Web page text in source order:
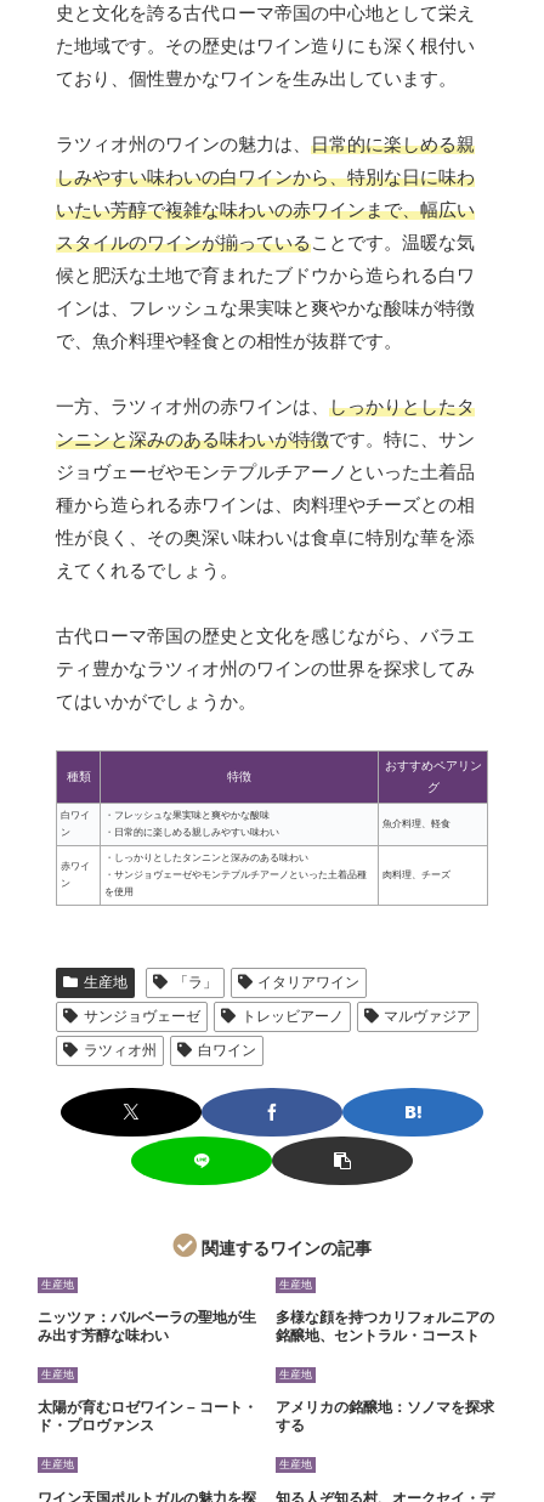
史と文化を誇る古代ローマ帝国の中心地として栄え
た地域です。その歴史はワイン造りにも深く根付い
ており、個性豊かなワインを生み出しています。
ラツィオ州のワインの魅力は、 日常的に楽しめる親
しみやすい味わいの白ワインから、特別な日に味わ
いたい芳醇で複雑な味わいの赤ワインまで、幅広い
スタイルのワインが揃っていることです。温暖な気
候と肥沃な土地で育まれたブドウから造られる白ワ
インは、フレッシュな果実味と爽やかな酸味が特徴
で、魚介料理や軽食との相性が抜群です。
一方、ラツィオ州の赤ワインは、 しっかりとしたタ
ンニンと深みのある味わいが特徴です。特に、サン
ジョヴェーゼやモンテプルチアーノといった土着品
種から造られる赤ワインは、肉料理やチーズとの相
性が良く、その奥深い味わいは食卓に特別な華を添
えてくれるでしょう。
古代ローマ帝国の歴史と文化を感じながら、バラエ
ティ豊かなラツィオ州のワインの世界を探求してみ
てはいかがでしょうか。
種類 特徴
おすすめペアリン
グ
白ワイ
ン
・フレッシュな果実味と爽やかな酸味
・日常的に楽しめる親しみやすい味わい
魚介料理、軽食
赤ワイ
ン
・しっかりとしたタンニンと深みのある味わい
・サンジョヴェーゼやモンテプルチアーノといった土着品種
を使用
肉料理、チーズ
生産地 「ラ」
イタリアワイン
サンジョヴェーゼ
トレッビアーノ
マルヴァジア
ラツィオ州
白ワイン
関連するワインの記事
生産地
ニッツァ：バルベーラの聖地が生
み出す芳醇な味わい
生産地
多様な顔を持つカリフォルニアの
銘醸地、セントラル・コースト
生産地
太陽が育むロゼワイン – コート・
ド・プロヴァンス
生産地
アメリカの銘醸地：ソノマを探求
する
生産地
ワイン天国ポルトガルの魅力を探
生産地
知る人ぞ知る村、オークセイ・デ